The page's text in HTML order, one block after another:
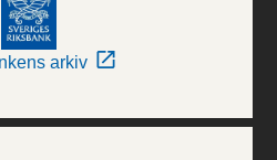
arkiv